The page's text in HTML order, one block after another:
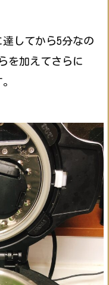
達してから5分なの
を加えてさらに